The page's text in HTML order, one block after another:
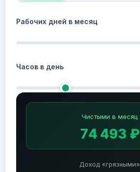
Рабочих дней в месяц
Часов в день
Доход «грязными»
Чистыми в месяц
74 493 ₽